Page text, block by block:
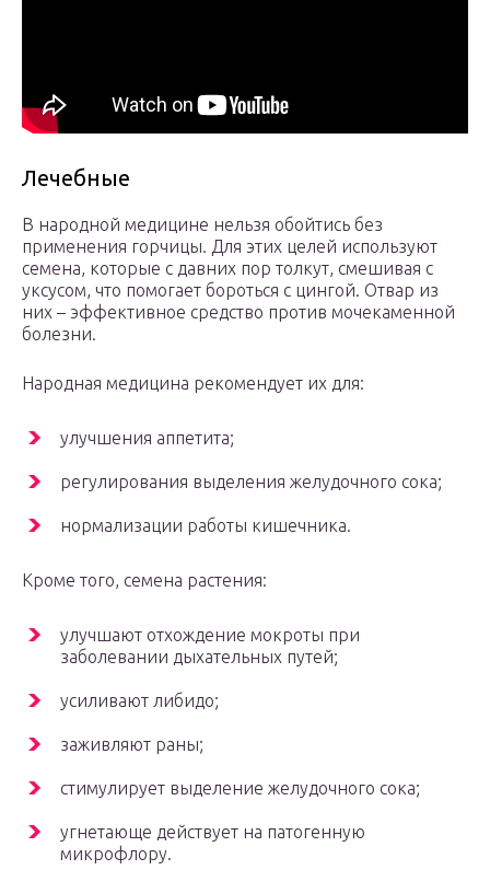
Лечебные
В народной медицине нельзя обойтись без
применения горчицы. Для этих целей используют
семена, которые с давних пор толкут, смешивая с
уксусом, что помогает бороться с цингой. Отвар из
них – эффективное средство против мочекаменной
болезни.
Народная медицина рекомендует их для:
улучшения аппетита;
регулирования выделения желудочного сока;
нормализации работы кишечника.
Кроме того, семена растения:
улучшают отхождение мокроты при
заболевании дыхательных путей;
усиливают либидо;
заживляют раны;
стимулирует выделение желудочного сока;
угнетающе действует на патогенную
микрофлору.